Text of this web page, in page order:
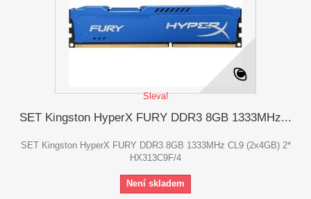
Sleva!
SET Kingston HyperX FURY DDR3 8GB 1333MHz...
SET Kingston HyperX FURY DDR3 8GB 1333MHz CL9 (2x4GB) 2*
HX313C9F/4
Není skladem